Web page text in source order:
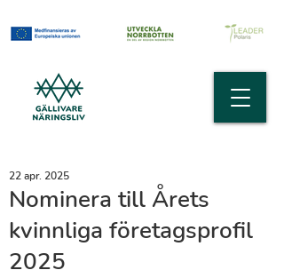
Nominera till Årets
kvinnliga företagsprofil
2025
22 apr. 2025